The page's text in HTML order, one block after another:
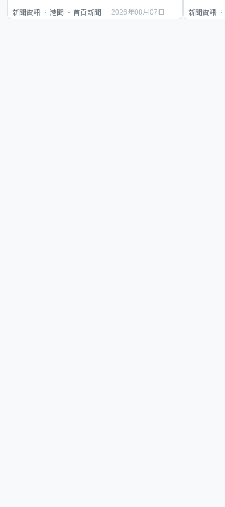
新聞資訊 港聞 首頁新聞 2026年08月07日 新聞資訊